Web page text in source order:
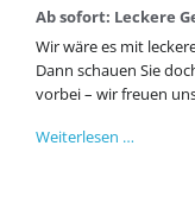
Ab sofort: Leckere
Wir wäre es mit
Dann schauen Sie
vorbei – wir freuen
Weiterlesen …Ab